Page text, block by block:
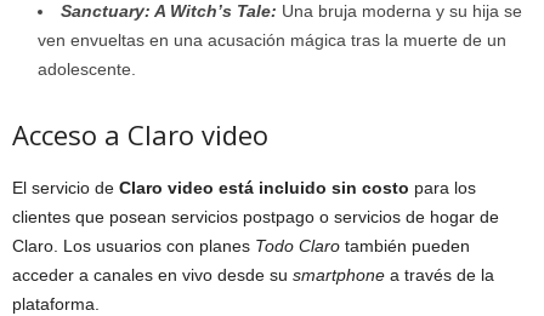
Sanctuary: A Witch’s Tale: Una bruja moderna y su hija se
ven envueltas en una acusación mágica tras la muerte de un
adolescente.
Acceso a Claro video
El servicio de Claro video está incluido sin costo para los
clientes que posean servicios postpago o servicios de hogar de
Claro. Los usuarios con planes Todo Claro también pueden
acceder a canales en vivo desde su smartphone a través de la
plataforma.